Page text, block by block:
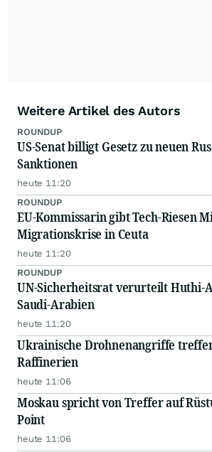
Weitere Artikel des Autors
ROUNDUP
US-Senat billigt Gesetz zu neuen
Sanktionen
heute 11:20
ROUNDUP
EU-Kommissarin gibt Tech-Riesen
Migrationskrise in Ceuta
heute 11:20
ROUNDUP
UN-Sicherheitsrat verurteilt Huthi-
Saudi-Arabien
heute 11:20
Ukrainische Drohnenangriffe
Raffinerien
heute 11:06
Moskau spricht von Treffer auf
Point
heute 11:06